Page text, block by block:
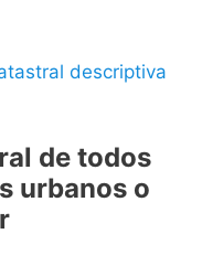
descriptiva
de todos
urbanos o